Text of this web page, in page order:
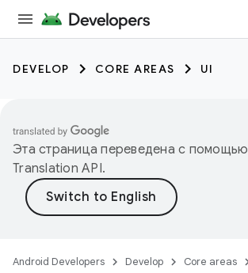
DEVELOP CORE AREAS UI
Эта страница переведена с помощью
Translation API.
Android Developers Develop Core areas